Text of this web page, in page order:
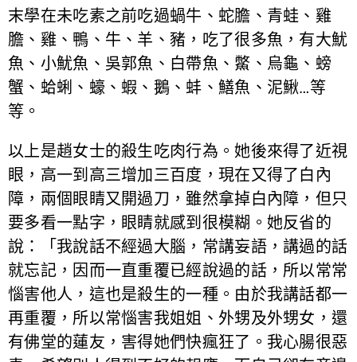
末學在未吃素之前吃過蝸牛、蛇膽、青蛙、雞
膽、雞、鴨、牛、羊、豬，吃了很多魚，有大魷
魚、小魷魚、吳郭魚、白帶魚、鱉、烏龜、螃
蟹、蛤蜊、蠔、蝦、鵝、蚌、鱔魚、泥鰍…等
等。
以上是趙女士的殺生吃肉行為。她後來得了近視
眼，高一到高三增加三百度，現在又得了白內
障，兩個眼睛又開過刀，雖然拿掉白內障，但只
要多看一點字，眼睛就感到很模糊。她反省的
說：「我說話不經過大腦，常講妄語，講過的話
就忘記，因而一直重覆已經說過的話，所以常常
惱害他人，這也是殺生的一種。由於我講話都一
再重覆，所以常惱害我姐姐、外甥及外甥女，還
有佛堂的蓮友，害得她們快瘋狂了。我心腸很惡